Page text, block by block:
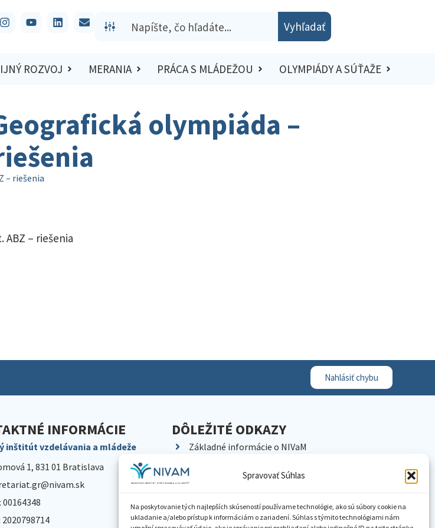
Spravovať Súhlas
Na poskytovanie tých najlepších skúseností používame technológie, ako sú súbory cookie na
ukladanie a/alebo prístup k informáciám o zariadení. Súhlas s týmito technológiami nám
Vyhľadať
ROZVOJ MERANIA PRÁCA S MLÁDEŽOU OLYMPIÁDY A SÚŤAŽE
olympiáda –
– riešenia
ABZ – riešenia
Nahlásiť chybu
INFORMÁCIE
inštitút vzdelávania a mládeže
1, 831 01 Bratislava
00164348
2020798714
DÔLEŽITÉ ODKAZY
Základné informácie o NIVaM
Kariéra
Pracoviská NIVaM